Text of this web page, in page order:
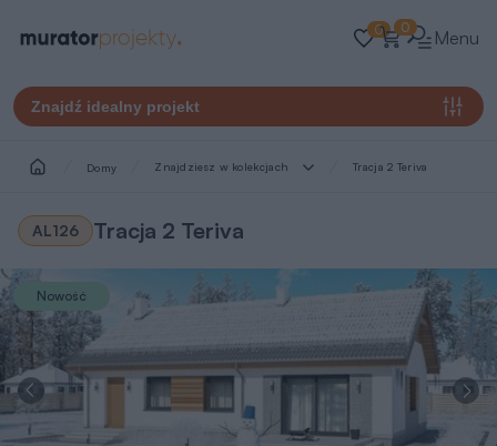
0 0 Menu
Znajdź idealny projekt
Domy Znajdziesz w kolekcjach Tracja 2 Teriva
AL126 Tracja 2 Teriva
Nowość